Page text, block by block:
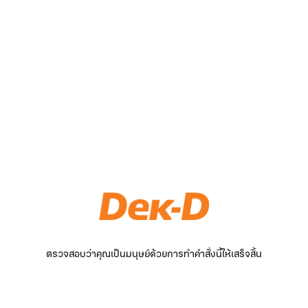
ตรวจสอบว่าคุณเป็นมนุษย์ด้วยการทำคำสั่งนี้ให้เสร็จสิ้น